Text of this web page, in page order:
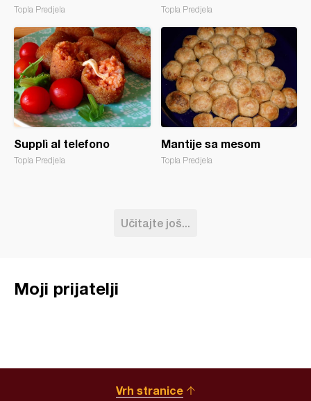
Topla Predjela Topla Predjela
Supplì al telefono
Topla Predjela
Mantije sa mesom
Topla Predjela
Učitajte još...
Moji prijatelji
Vrh stranice